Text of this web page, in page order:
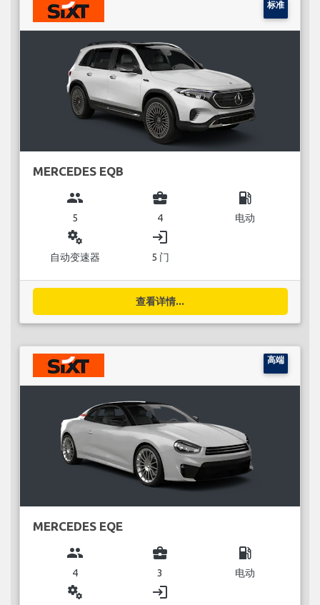
标准
MERCEDES EQB
group
5
business_center
4
local_gas_station
电动
miscellaneous_services
自动变速器
login
5 门
查看详情...
高端
MERCEDES EQE
group
4
business_center
3
local_gas_station
电动
miscellaneous_services login